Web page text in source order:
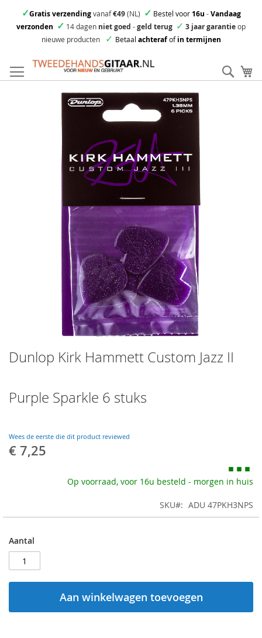
✓Gratis verzendingvanaf€49(NL) ✓ Bestel voor16u -Vandaag
verzonden ✓ 14 dagen niet goed -geld terug ✓ 3 jaar garantieop
nieuwe producten
✓ Betaal achterafofin termijnen
direct
door
Dunlop Kirk Hammett Custom Jazz II
Purple Sparkle 6 stuks
Wees de eerste die dit product reviewed
€ 7,25
Op voorraad, voor 16u besteld - morgen in huis
SKU ADU 47PKH3NPS
Aantal
Aan winkelwagen toevoegen
to
the
the